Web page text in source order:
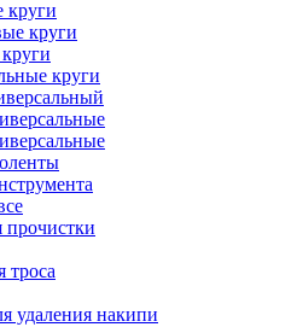
круги
круги
круги
прочистки
троса
удаления накипи